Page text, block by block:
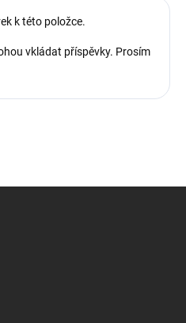
k této položce.
vkládat příspěvky. Prosím